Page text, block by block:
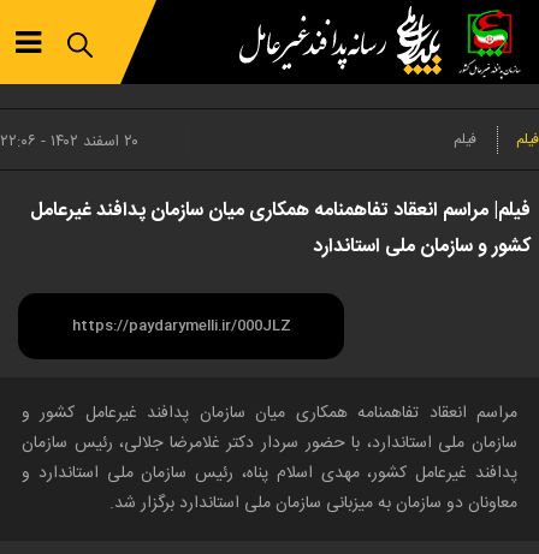
فیلم فیلم ۲۰ اسفند ۱۴۰۲ - ۲۲:۰۶
فیلم| مراسم انعقاد تفاهمنامه همکاری میان سازمان پدافند غیرعامل
کشور و سازمان ملی استاندارد
مراسم انعقاد تفاهمنامه همکاری میان سازمان پدافند غیرعامل کشور و
سازمان ملی استاندارد، با حضور سردار دکتر غلامرضا جلالی، رئیس سازمان
پدافند غیرعامل کشور، مهدی اسلام پناه، رئیس سازمان ملی استاندارد و
معاونان دو سازمان به میزبانی سازمان ملی استاندارد برگزار شد.